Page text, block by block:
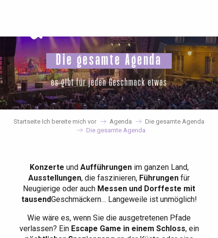
principal
Die gesamte Agenda
es gibt für jeden Geschmack etwas
Startseite Ich bereite mich vor Agenda
Die gesamte Agenda
Die gesamte Agenda
Konzerte und Aufführungenim ganzen Land,
Ausstellungen, die faszinieren, Führungen für
Neugierige oder auch Messen und Dorffeste mit
tausendGeschmäckern… Langeweile ist unmöglich!
Wie wäre es, wenn Sie die ausgetretenen Pfade
verlassen? EinEscape Game in einem Schloss, ein